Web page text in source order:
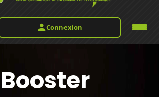
Connexion
Booster